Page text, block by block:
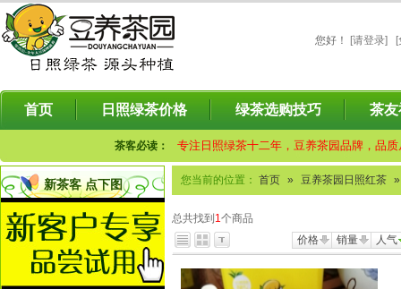
您好 ！ [请登录]
首页 日照绿茶价格 绿茶选购技巧 茶
茶客必读： 专注日照绿茶十二年，豆养茶园品牌，品
新茶客 点下图 您当前的位置： 首页 » 豆养茶园日照红茶 »
总共找到 1个商品
价格
销量 人气